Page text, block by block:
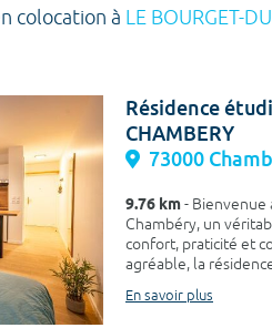
colocation à LE BOURGET-
Résidence
CHAMBERY
73000
9.76 km- Bienvenue
Chambéry, un
confort, praticité et
agréable, la
En savoir plus